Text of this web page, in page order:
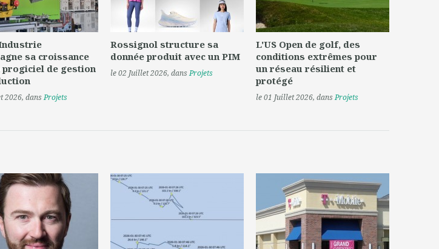
sa croissance
progiciel de gestion
2026, dansProjets
Rossignol structure sa
donnée produit avec un PIM
le 02 Juillet 2026, dansProjets
L'US Open de golf, des
conditions extrêmes pour
un réseau résilient et
protégé
le 01 Juillet 2026, dansProjets